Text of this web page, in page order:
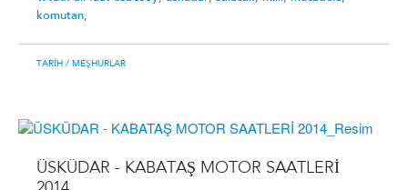
komutan,
TARIH / MEŞHURLAR
ÜSKÜDAR - KABATAŞ MOTOR SAATLERİ